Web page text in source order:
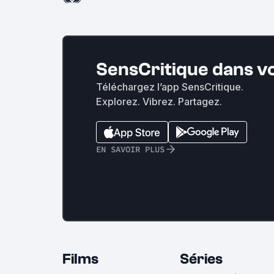
SensCritique dans
Téléchargez l’app SensCritique.
Explorez. Vibrez. Partagez.
EN SAVOIR PLUS
Films Séries